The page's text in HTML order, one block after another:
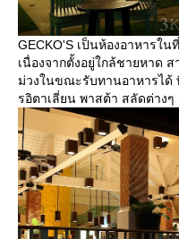
GECKO'S เป็นห้องอาหารใ
เนื่องจากตั้งอยู่ใกล้ชายหาด
ม่วงในขณะรับทานอาหารได้
รอิตาเลี่ยน พาสต้า สลัดต่างๆ